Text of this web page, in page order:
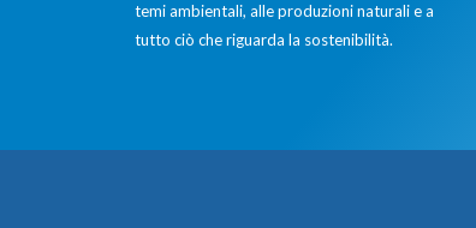
temi ambientali, alle produzioni naturali e a
tutto ciò che riguarda la sostenibilità.